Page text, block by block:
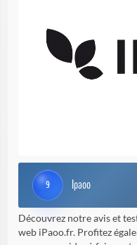
9 Ipaoo
Découvrez notre avis et
web iPaoo.fr. Profitez